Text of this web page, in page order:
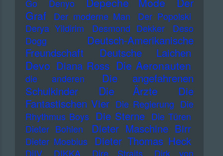
Go
Denyo
Graf
Der moderne Man
Der Popolski
Derya Yildirim
Desmond Dekker
Deso
Dogg
Deutsch-Amerikanische
Freundschaft
Deutsche Laichen
Devo Diana Ross Die Aeronauten
die anderen
Die angefahrenen
Schulkinder
Die Ärzte
Die
Fantastischen Vier Die Regierung Die
Rhythmus Boys Die Sterne Die Türen
Dieter Bohlen
Dieter Maschine Birr
Dieter Moebius Dieter Thomas Heck
DiIV DIKKA Dire Straits
Dirk von